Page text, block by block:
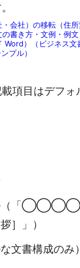
会社）の移転（住
書き方・文例・例文
）（ビジネス文
プル）
項目はデフォ
（「◯◯◯◯
］」）
文書構成のみ）